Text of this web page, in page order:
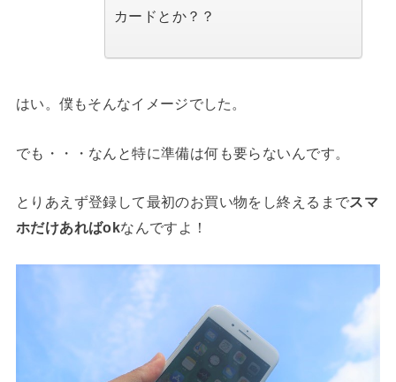
カードとか？？
はい。僕もそんなイメージでした。
でも・・・なんと特に準備は何も要らないんです。
とりあえず登録して最初のお買い物をし終えるまでスマ
ホだけあればokなんですよ！